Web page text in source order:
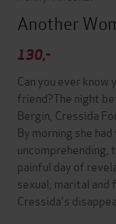
Another
130,-
Can you ever
friend?The night
Bergin, Cressida
By morning she
uncomprehending,
painful day of
sexual, marital
Cressida's